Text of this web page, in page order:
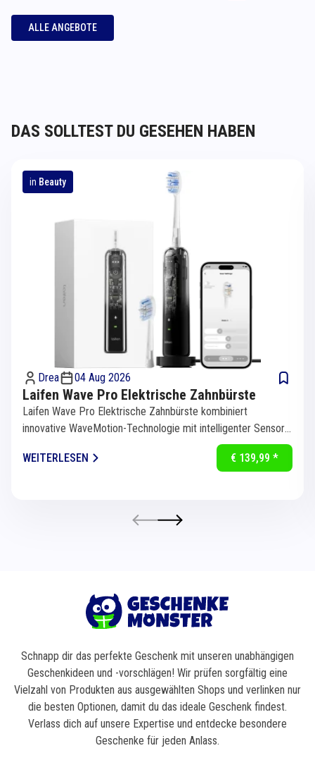
ALLE ANGEBOTE
DAS SOLLTEST DU GESEHEN HABEN
in Beauty
Drea 04 Aug 2026
Laifen Wave Pro Elektrische Zahnbürste
Laifen Wave Pro Elektrische Zahnbürste kombiniert
innovative WaveMotion-Technologie mit intelligenter Sensorik
WEITERLESEN
€ 139,99 *
Schnapp dir das perfekte Geschenk mit unseren unabhängigen
Geschenkideen und -vorschlägen! Wir prüfen sorgfältig eine
Vielzahl von Produkten aus ausgewählten Shops und verlinken nur
die besten Optionen, damit du das ideale Geschenk findest.
Verlass dich auf unsere Expertise und entdecke besondere
Geschenke für jeden Anlass.